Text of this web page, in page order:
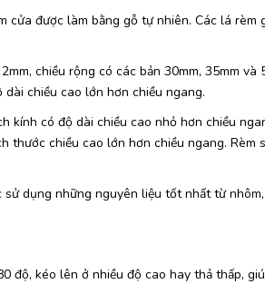
cửa được làm bằng gỗ tự nhiên. Các lá
chiều rộng có các bản 30mm, 35mm
chiều cao lớn hơn chiều ngang.
kính có độ dài chiều cao nhỏ hơn chiều
thước chiều cao lớn hơn chiều ngang.
dụng những nguyên liệu tốt nhất từ
độ, kéo lên ở nhiều độ cao hay thả thấp,